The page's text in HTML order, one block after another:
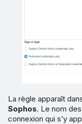
La règle apparaît
Sophos. Le nom
connexion qui s’y